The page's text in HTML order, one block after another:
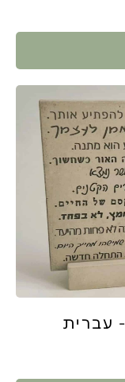
עברית